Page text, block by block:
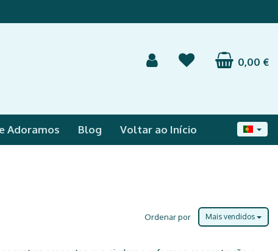
0,00 €
Adoramos Blog Voltar ao Início
Ordenar por Mais vendidos